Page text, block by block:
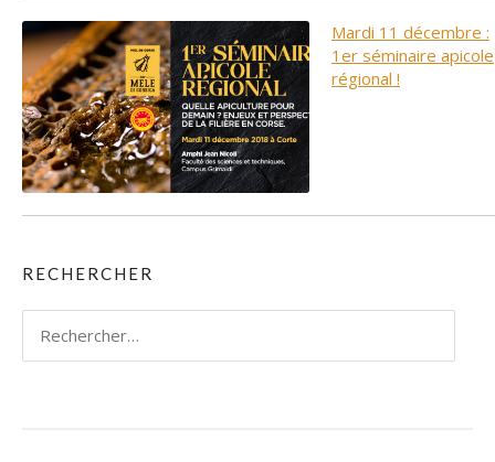
Mardi 11 décembre :
1er séminaire apicole
régional !
RECHERCHER